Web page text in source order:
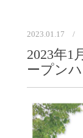
会社概要
Works
施工事例
2023.01.17
2023年1
ープン